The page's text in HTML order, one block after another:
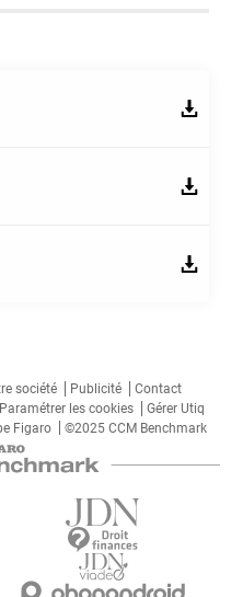
société Publicité
Contact
Paramétrer les cookies
Gérer Utiq
Figaro ©2025 CCM Benchmark